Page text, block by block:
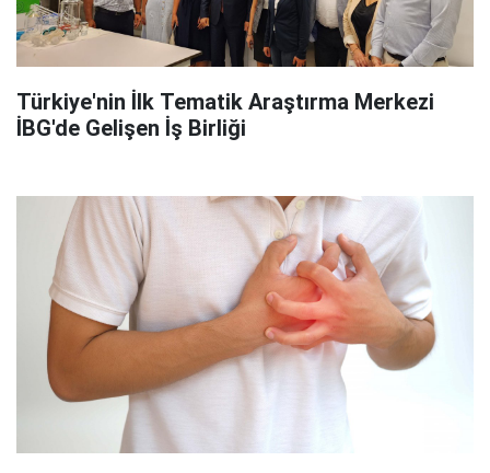
Türkiye'nin İlk Tematik Araştırma Merkezi
İBG'de Gelişen İş Birliği